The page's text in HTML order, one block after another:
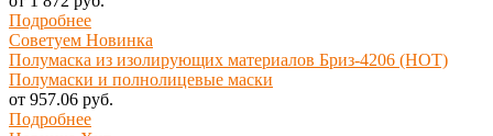
Подробнее
Советуем Новинка
Полумаска из изолирующих материалов Бриз-4206 (НОТ)
Полумаски и полнолицевые маски
от 957.06 руб.
Подробнее